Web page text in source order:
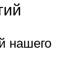
нашего